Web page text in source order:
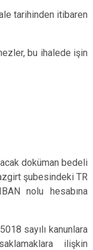
tarihinden itibaren
bu ihalede işin
doküman bedeli
şubesindeki TR
nolu hesabına
sayılı kanunlara
ilişkin